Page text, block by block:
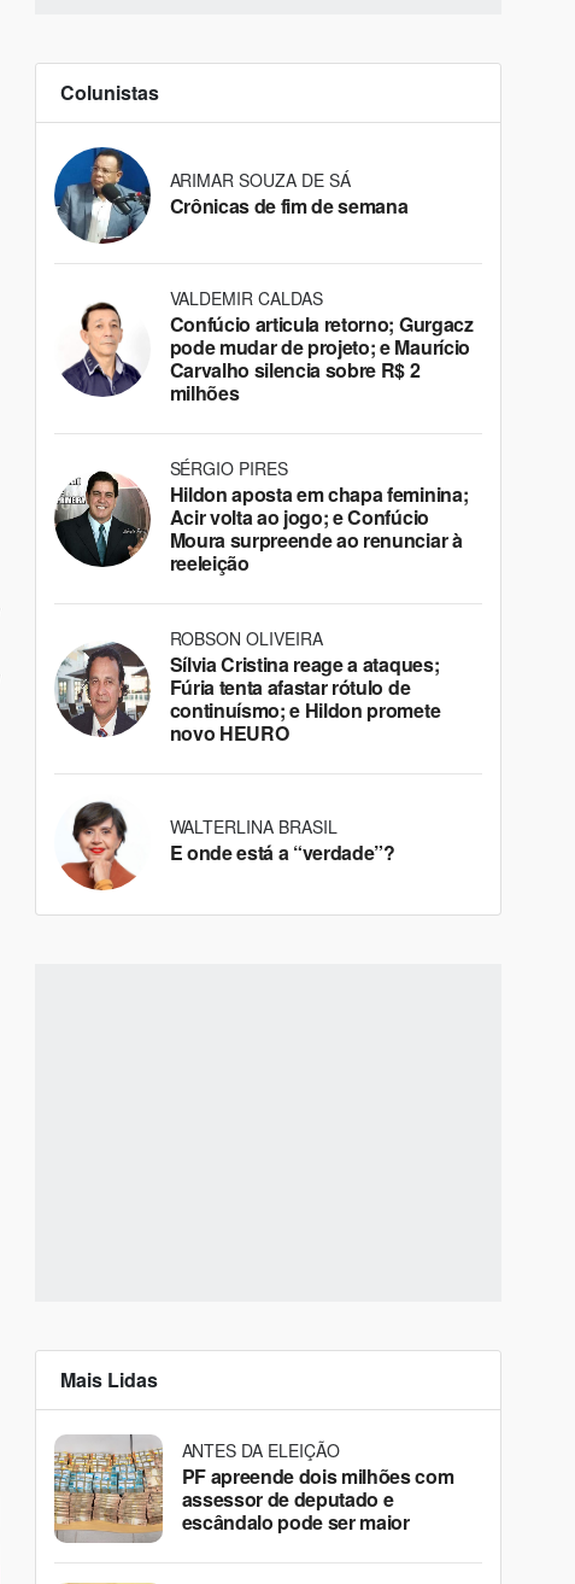
Colunistas
ARIMAR SOUZA DE SÁ
Crônicas de fim de semana
VALDEMIR CALDAS
Confúcio articula retorno; Gurgacz
pode mudar de projeto; e Maurício
Carvalho silencia sobre R$ 2
milhões
SÉRGIO PIRES
Hildon aposta em chapa feminina;
Acir volta ao jogo; e Confúcio
Moura surpreende ao renunciar à
reeleição
ROBSON OLIVEIRA
Sílvia Cristina reage a ataques;
Fúria tenta afastar rótulo de
continuísmo; e Hildon promete
novo HEURO
WALTERLINA BRASIL
E onde está a “verdade”?
Mais Lidas
ANTES DA ELEIÇÃO
PF apreende dois milhões com
assessor de deputado e
escândalo pode ser maior